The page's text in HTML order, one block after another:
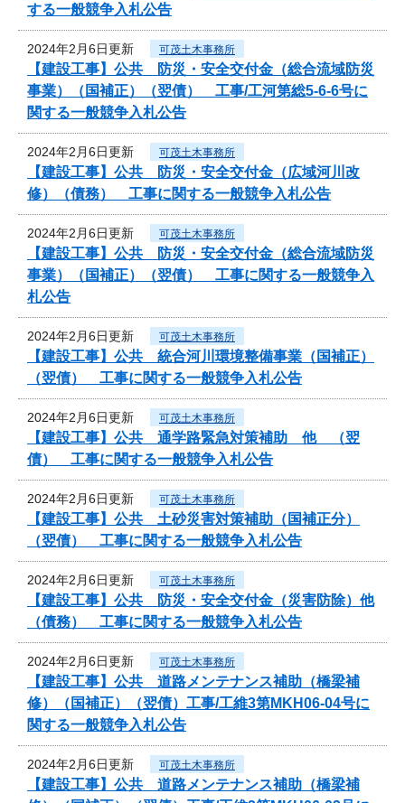
する一般競争入札公告
2024年2月6日更新 可茂土木事務所
【建設工事】公共 防災・安全交付金（総合流域防災
事業）（国補正）（翌債） 工事/工河第総5-6-6号に
関する一般競争入札公告
2024年2月6日更新 可茂土木事務所
【建設工事】公共 防災・安全交付金（広域河川改
修）（債務） 工事に関する一般競争入札公告
2024年2月6日更新 可茂土木事務所
【建設工事】公共 防災・安全交付金（総合流域防災
事業）（国補正）（翌債） 工事に関する一般競争入
札公告
2024年2月6日更新 可茂土木事務所
【建設工事】公共 統合河川環境整備事業（国補正）
（翌債） 工事に関する一般競争入札公告
2024年2月6日更新 可茂土木事務所
【建設工事】公共 通学路緊急対策補助 他 （翌
債） 工事に関する一般競争入札公告
2024年2月6日更新 可茂土木事務所
【建設工事】公共 土砂災害対策補助（国補正分）
（翌債） 工事に関する一般競争入札公告
2024年2月6日更新 可茂土木事務所
【建設工事】公共 防災・安全交付金（災害防除）他
（債務） 工事に関する一般競争入札公告
2024年2月6日更新 可茂土木事務所
【建設工事】公共 道路メンテナンス補助（橋梁補
修）（国補正）（翌債）工事/工維3第MKH06-04号に
関する一般競争入札公告
2024年2月6日更新 可茂土木事務所
【建設工事】公共 道路メンテナンス補助（橋梁補